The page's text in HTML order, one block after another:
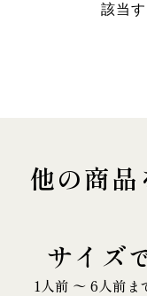
該当
他の商品
サイズ
1人前 〜 6人前ま